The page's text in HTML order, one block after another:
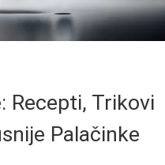
Recepti, Trikovi
Palačinke